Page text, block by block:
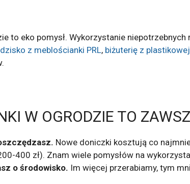
to eko pomysł. Wykorzystanie
z meblościanki PRL, biżuterię z
W OGRODZIE TO
Nowe doniczki kosztują co
400 zł). Znam wiele pomysłów na
o środowisko. Im więcej przerabiamy, tym